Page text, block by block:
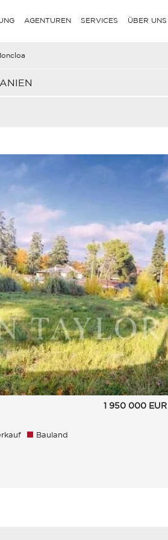
AGENTUREN SERVICES ÜBER UNS
1 950 000 EUR
Bauland